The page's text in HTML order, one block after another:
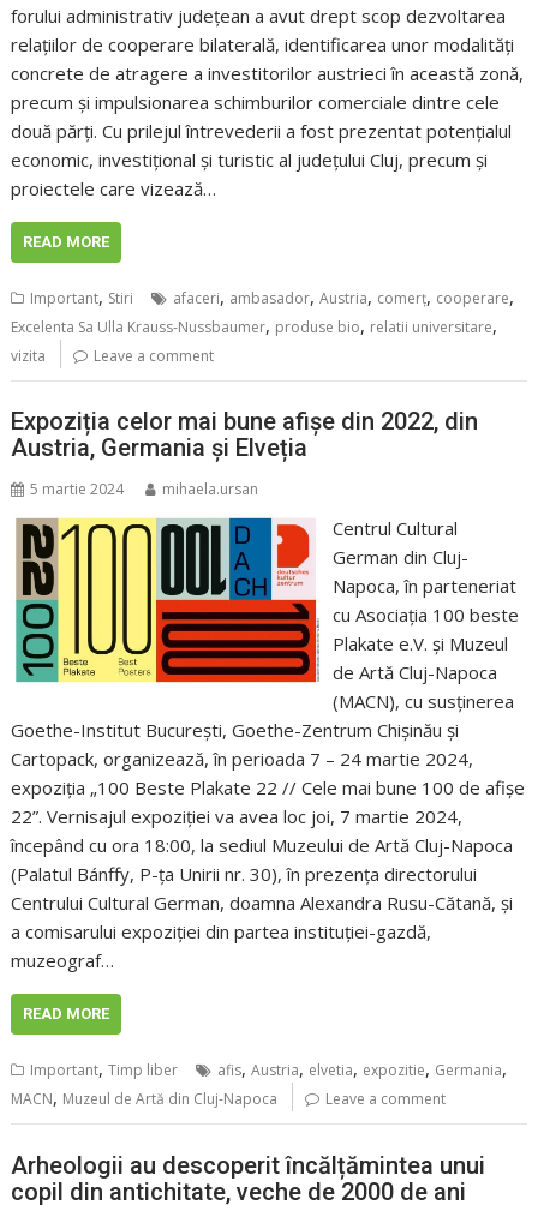
forului administrativ județean a avut drept scop dezvoltarea
relaţiilor de cooperare bilaterală, identificarea unor modalități
concrete de atragere a investitorilor austrieci în această zonă,
precum și impulsionarea schimburilor comerciale dintre cele
două părţi. Cu prilejul întrevederii a fost prezentat potenţialul
economic, investiţional și turistic al judeţului Cluj, precum și
proiectele care vizează…
READ MORE
Important, Stiri afaceri, ambasador,Austria, comerț, cooperare,
Excelenta Sa Ulla Krauss-Nussbaumer, produse bio, relatii universitare,
vizita Leave a comment
Expoziția celor mai bune afișe din 2022, din
Austria, Germania și Elveția
5 martie 2024 mihaela.ursan
Centrul Cultural
German din Cluj-
Napoca, în parteneriat
cu Asociația 100 beste
Plakate e.V. și Muzeul
de Artă Cluj-Napoca
(MACN), cu susținerea
Goethe-Institut București, Goethe-Zentrum Chișinău și
Cartopack, organizează, în perioada 7 – 24 martie 2024,
expoziția „100 Beste Plakate 22 // Cele mai bune 100 de afișe
22”. Vernisajul expoziției va avea loc joi, 7 martie 2024,
începând cu ora 18:00, la sediul Muzeului de Artă Cluj-Napoca
(Palatul Bánffy, P-ța Unirii nr. 30), în prezența directorului
Centrului Cultural German, doamna Alexandra Rusu-Cătană, și
a comisarului expoziției din partea instituției-gazdă,
muzeograf…
READ MORE
Important,Timp liber afis,Austria, elvetia, expozitie, Germania,
MACN, Muzeul de Artă din Cluj-Napoca Leave a comment
Arheologii au descoperit încălțămintea unui
copil din antichitate, veche de 2000 de ani